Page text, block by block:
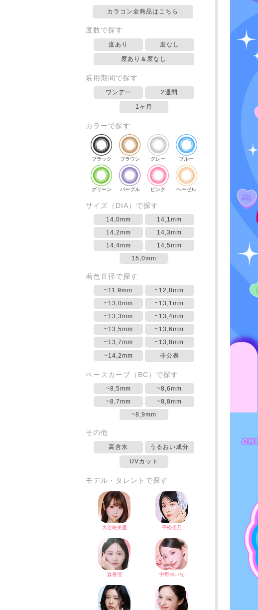
カラコン全商品はこちら
度数で探す
度あり 度なし
度あり＆度なし
装用期間で探す
ワンデー 2週間
1ヶ月
カラーで探す
ブラック ブラウン グレー ブルー
グリーン パープル ピンク ヘーゼル
サイズ（DIA）で探す
14,0mm
14,1mm
14,2mm
14,3mm
14,4mm
14,5mm
15,0mm
着色直径で探す
~11.9mm
~12,8mm
~13,0mm
~13,1mm
~13,3mm
~13,4mm
~13,5mm
~13,6mm
~13,7mm
~13,8mm
~14,2mm
非公表
ベースカーブ（BC）で探す
~8,5mm
~8,6mm
~8,7mm
~8,8mm
~8,9mm
その他
高含水 うるおい成分
UVカット
モデル・タレントで探す